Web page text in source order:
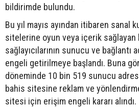
bildirimde bulundu.
Bu yıl mayıs ayından itibaren sanal
sitelerine oyun veya içerik
sağlayıcılarının sunucu ve
engeli getirilmeye başlandı. Buna
döneminde 10 bin 519 sunucu
bahis sitesine reklam ve
sitesi için erişim engeli kararı alındı.